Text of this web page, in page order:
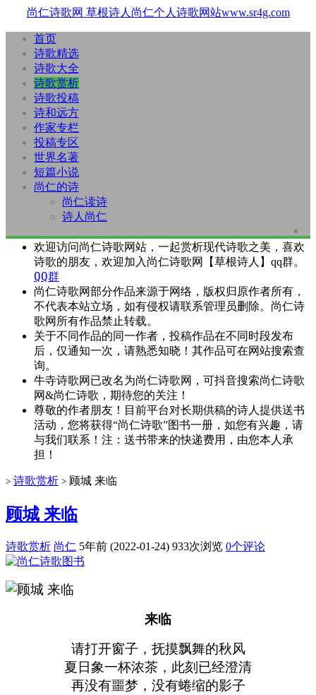
尚仁诗歌网 草根诗人尚仁个人诗歌网站www.sr4g.com
首页
诗歌精选
诗歌大全
诗歌赏析
诗歌投稿
诗和远方
作家专栏
投稿专区
世界名著
短篇小说
尚仁的诗
尚仁读诗
诗人尚仁
欢迎访问尚仁诗歌网站，一起赏析现代诗歌之美，喜欢
诗歌的朋友，欢迎加入尚仁诗歌网【草根诗人】qq群。
QQ群
尚仁诗歌网部分作品来源于网络，版权归原作者所有，
不代表本站立场，如有侵权请联系管理员删除。尚仁诗
歌网所有作品禁止转载。
关于不同作品的同一作者，投稿作品在不同时段发布
后，仅通知一次，请熟悉知晓！其作品可在网站搜索查
询。
牛寺诗歌网已改名为尚仁诗歌网，可抖音搜索尚仁诗歌
网&尚仁诗歌，期待您的关注！
尊敬的作者朋友！目前平台对长期供稿的诗人提供送书
活动，您将获得“尚仁诗歌”图书一册，如您有兴趣，请
与我们联系！注：送书带来的快递费用，由您本人承
担！
> 诗歌赏析 > 顾城 来临
顾城 来临
诗歌赏析 尚仁 5年前 (2022-01-24) 933次浏览 0个评论
来临
请打开窗子，抚摸飘舞的秋风
夏日象一杯浓茶，此刻已经澄清
再没有噩梦，没有蜷缩的影子